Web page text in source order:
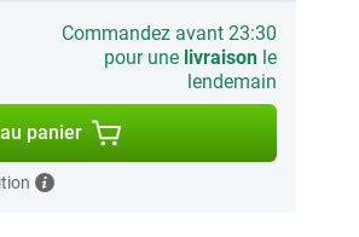
Commandez avant 23:30
pour une livraisonle
lendemain
panier